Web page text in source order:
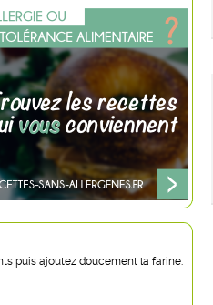
puis ajoutez doucement la farine.